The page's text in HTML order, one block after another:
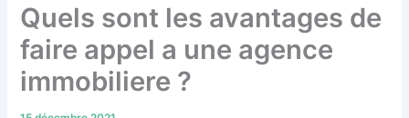
Quels sont les avantages de
faire appel a une agence
immobiliere ?